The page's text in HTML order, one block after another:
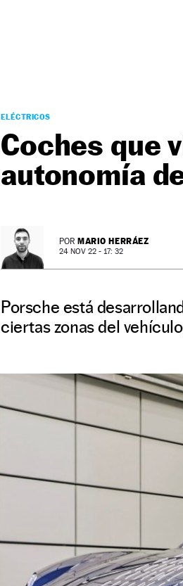
ELÉCTRICOS
Coches que
autonomía
POR MARIO HERRÁEZ
24 NOV 22 - 17: 32
Porsche está
ciertas zonas del